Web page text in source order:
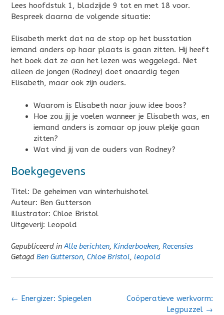
Lees hoofdstuk 1, bladzijde 9 tot en met 18 voor.
Bespreek daarna de volgende situatie:
Elisabeth merkt dat na de stop op het busstation
iemand anders op haar plaats is gaan zitten. Hij heeft
het boek dat ze aan het lezen was weggelegd. Niet
alleen de jongen (Rodney) doet onaardig tegen
Elisabeth, maar ook zijn ouders.
Waarom is Elisabeth naar jouw idee boos?
Hoe zou jij je voelen wanneer je Elisabeth was, en
iemand anders is zomaar op jouw plekje gaan
zitten?
Wat vind jij van de ouders van Rodney?
Boekgegevens
Titel: De geheimen van winterhuishotel
Auteur: Ben Gutterson
Illustrator: Chloe Bristol
Uitgeverij: Leopold
Gepubliceerd inAlle berichten, Kinderboeken, Recensies
Getagd Ben Gutterson, Chloe Bristol, leopold
Bericht
Coöperatieve werkvorm:
Legpuzzel →
← Energizer: Spiegelen